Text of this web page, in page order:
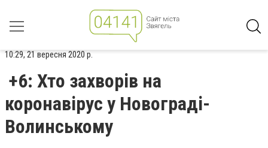
10:29, 21 вересня 2020 р.
+6: Хто захворів на
коронавірус у Новограді-
Волинському